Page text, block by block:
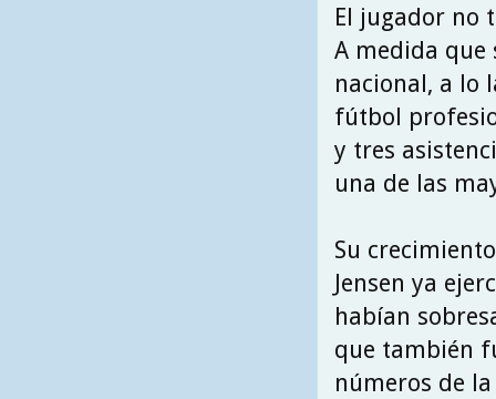
El jugador no
A medida que
nacional, a lo
fútbol
y tres
una de las
Su
Jensen ya
habían
que también
números de